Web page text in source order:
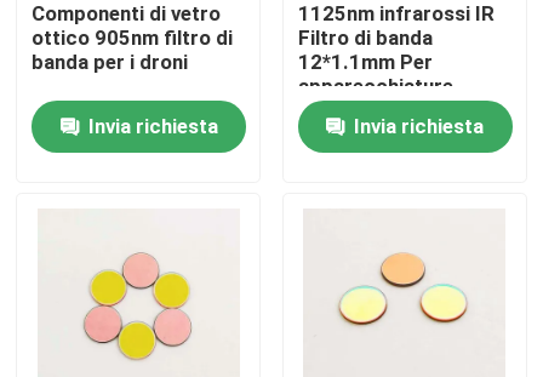
Controllo di qualità
Contattaci
Richiedere un preventivo
Filtro a banda ottica
Filtro a banda fluorescente
Componenti di vetro
ottico 905nm filtro di
banda per i droni
Invia richiesta
1125nm infrarossi IR
Filtro di banda
12*1.1mm Per
apparecchiature
ottiche
Invia richiesta